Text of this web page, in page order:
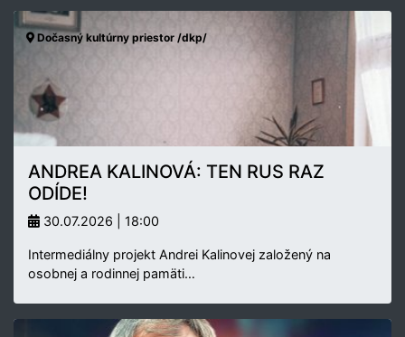
Dočasný kultúrny priestor /dkp/
ANDREA KALINOVÁ: TEN RUS RAZ
ODÍDE!
30.07.2026 | 18:00
Intermediálny projekt Andrei Kalinovej založený na
osobnej a rodinnej pamäti…